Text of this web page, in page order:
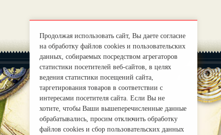
О нас
Правила
mirprognoz@mail.ru
Продолжая использовать сайт, Вы даете согласие
на обработку файлов cookies и пользовательских
данных, собираемых посредством агрегаторов
статистики посетителей веб-сайтов, в целях
ведения статистики посещений сайта,
таргетирования товаров в соответствии с
интересами посетителя сайта. Если Вы не
хотите, чтобы Ваши вышеперечисленные данные
обрабатывались, просим отключить обработку
файлов cookies и сбор пользовательских данных